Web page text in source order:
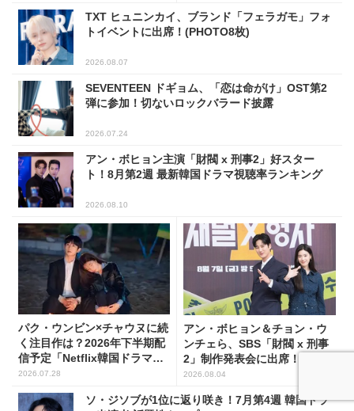
TXT ヒュニンカイ、ブランド「フェラガモ」フォ
トイベントに出席！(PHOTO8枚)
2026.08.07
SEVENTEEN ドギョム、「恋は命がけ」OST第2
弾に参加！切ないロックバラード披露
2026.07.24
アン・ボヒョン主演「財閥 x 刑事2」好スター
ト！8月第2週 最新韓国ドラマ視聴率ランキング
2026.08.10
パク・ウンビン×チャウヌに続
く注目作は？2026年下半期配
信予定「Netflix韓国ドラマ」8
選
2026.07.28
アン・ボヒョン＆チョン・ウ
ンチェら、SBS「財閥 x 刑事
2」制作発表会に出席！
(PHOTO7枚)
2026.08.04
ソ・ジソブが1位に返り咲き！7月第4週 韓国ドラ